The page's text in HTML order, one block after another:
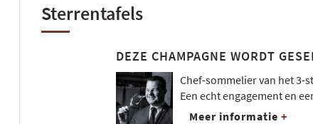
Sterrentafels
DEZE CHAMPAGNE WORDT
Chef-sommelier van het 3-
Een echt engagement en
Meer informatie +